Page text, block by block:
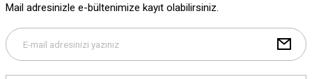
Bu ürüne benzer farklı alternatifler olmalı.
Mail adresinizle e-bültenimize kayıt olabilirsiniz.